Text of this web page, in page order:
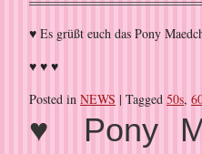
♥ Es grüßt euch das Pony
♥ ♥ ♥
Posted in NEWS | Tagged 50s,
♥ Pony